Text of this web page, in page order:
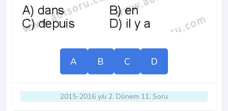
A B C D
2015-2016 yılı 2. Dönem 11. Soru